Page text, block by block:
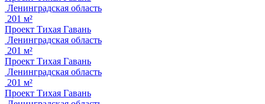
Ленинградская область
201 м²
Проект Тихая Гавань
Ленинградская область
201 м²
Проект Тихая Гавань
Ленинградская область
201 м²
Проект Тихая Гавань